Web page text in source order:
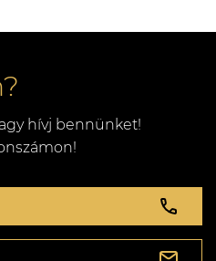
hívj bennünket!